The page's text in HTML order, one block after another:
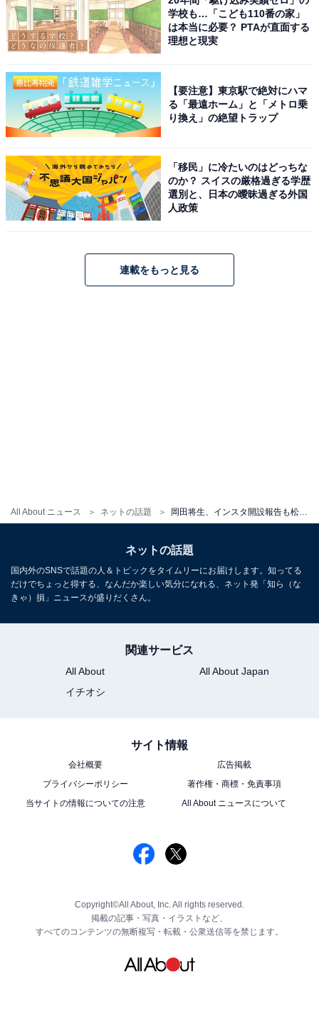
All About ニュース ネットの話題
学校も…「こども110番の家」
は本当に必要？ PTAが直面する
理想と現実
【要注意】東京駅で絶対にハマ
る「最遠ホーム」と「メトロ乗
り換え」の絶望トラップ
「移民」に冷たいのはどっちな
のか？ スイスの厳格過ぎる学歴
選別と、日本の曖昧過ぎる外国
人政策
連載をもっと見る
ネットの話題
国内外のSNSで話題の人＆トピックをタイムリーにお届けします。知ってる
だけでちょっと得する、なんだか楽しい気分になれる、ネット発「知ら（な
きゃ）損」ニュースが盛りだくさん。
関連サービス
All About
All About Japan
イチオシ
サイト情報
会社概要
広告掲載
プライバシーポリシー
著作権・商標・免責事項
当サイトの情報についての注意
All About ニュースについて
Copyright©All About, Inc. All rights reserved.
掲載の記事・写真・イラストなど、
すべてのコンテンツの無断複写・転載・公衆送信等を禁じます。